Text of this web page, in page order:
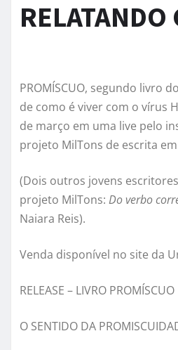
PROMÍSCUO, segundo livro
de como é viver com o vírus
de março em uma live pelo
projeto MilTons de escrita
(Dois outros jovens
projeto MilTons: Do verbo
Naiara Reis).
Venda disponível no site da
RELEASE – LIVRO PROMÍSCUO
O SENTIDO DA